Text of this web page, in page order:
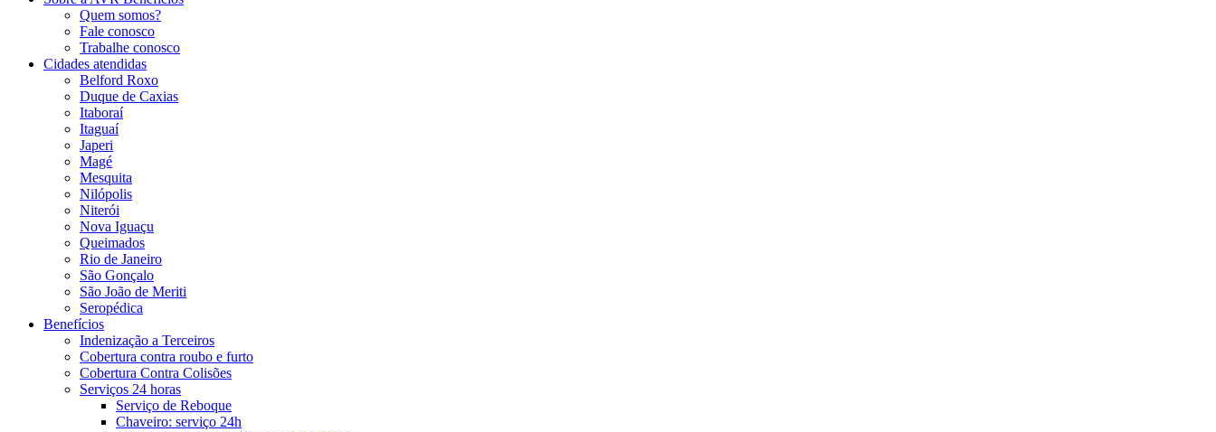
Quem somos?
Fale conosco
Trabalhe conosco
Cidades atendidas
Belford Roxo
Duque de Caxias
Itaboraí
Itaguaí
Japeri
Magé
Mesquita
Nilópolis
Niterói
Nova Iguaçu
Queimados
Rio de Janeiro
São Gonçalo
São João de Meriti
Seropédica
Benefícios
Indenização a Terceiros
Cobertura contra roubo e furto
Cobertura Contra Colisões
Serviços 24 horas
Serviço de Reboque
Chaveiro: serviço 24h